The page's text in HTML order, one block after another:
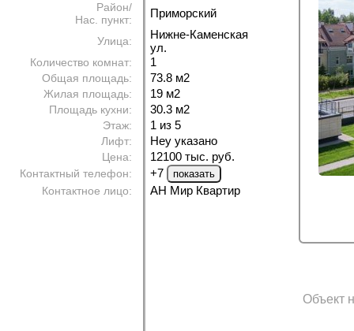
Район/
Нас. пункт:
Приморский
Улица:
Нижне-Каменская
ул.
Количество комнат: 1
Общая площадь: 73.8 м2
Жилая площадь: 19 м2
Площадь кухни: 30.3 м2
Этаж: 1 из 5
Лифт: Неу указано
Цена: 12100 тыс. руб.
Контактный телефон: +7
Контактное лицо: АН Мир Квартир
Объект